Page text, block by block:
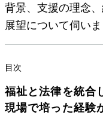
背景、支援の理念
展望について伺いま
目次
福祉と法律を統合
現場で培った経験